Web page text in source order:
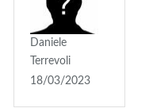
Daniele
Terrevoli
18/03/2023